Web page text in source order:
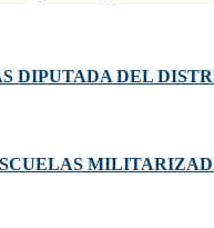
DIPUTADA DEL